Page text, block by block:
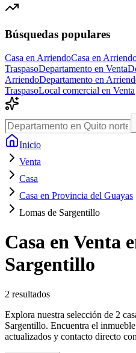
Búsquedas populares
Casa en ArriendoCasa en
TraspasoDepartamento en Venta
ArriendoDepartamento en
TraspasoLocal comercial en Venta
Inicio
Venta
Casa
Casa en Provincia del Guayas
Lomas de Sargentillo
Casa en Venta
Sargentillo
2 resultados
Explora nuestra selección de 2
Sargentillo. Encuentra el
actualizados y contacto directo